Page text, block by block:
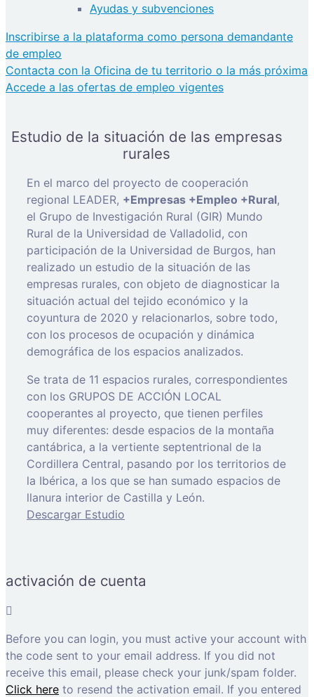
Ayudas y subvenciones
Inscribirse a la plataforma como persona demandante
de empleo
Contacta con la Oficina de tu territorio o la más próxima
Accede a las ofertas de empleo vigentes
Estudio de la situación de las empresas
rurales
En el marco del proyecto de cooperación
regional LEADER, +Empresas +Empleo +Rural,
el Grupo de Investigación Rural (GIR) Mundo
Rural de la Universidad de Valladolid, con
participación de la Universidad de Burgos, han
realizado un estudio de la situación de las
empresas rurales, con objeto de diagnosticar la
situación actual del tejido económico y la
coyuntura de 2020 y relacionarlos, sobre todo,
con los procesos de ocupación y dinámica
demográfica de los espacios analizados.
Se trata de 11 espacios rurales, correspondientes
con los GRUPOS DE ACCIÓN LOCAL
cooperantes al proyecto, que tienen perfiles
muy diferentes: desde espacios de la montaña
cantábrica, a la vertiente septentrional de la
Cordillera Central, pasando por los territorios de
la Ibérica, a los que se han sumado espacios de
llanura interior de Castilla y León.
Descargar Estudio
activación de cuenta
Before you can login, you must active your account with
the code sent to your email address. If you did not
receive this email, please check your junk/spam folder.
Click here to resend the activation email. If you entered